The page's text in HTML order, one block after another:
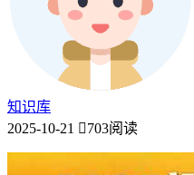
知识库
2025-10-21
703阅读